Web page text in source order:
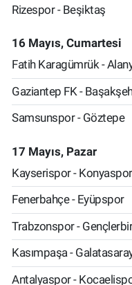
Rizespor - Beşiktaş
16 Mayıs, Cumartesi
Fatih Karagümrük -
Gaziantep FK -
Samsunspor - Göztepe
17 Mayıs, Pazar
Kayserispor - Konyaspor
Fenerbahçe - Eyüpspor
Trabzonspor -
Kasımpaşa -
Antalyaspor -